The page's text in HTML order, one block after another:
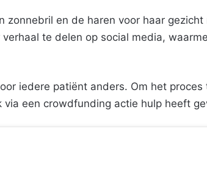
zonnebril en de haren voor haar
te delen op social media,
iedere patiënt anders. Om het proces
via een crowdfunding actie hulp heeft